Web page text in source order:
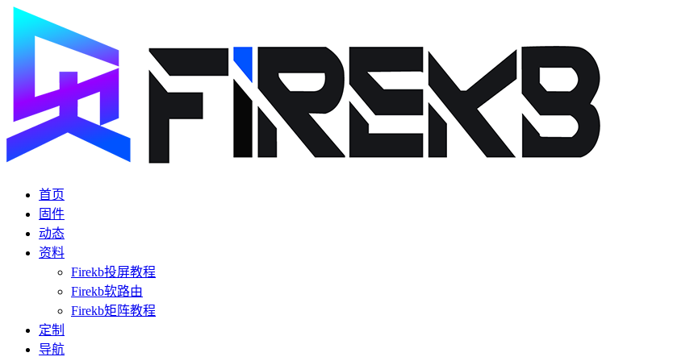
首页
固件
动态
资料
Firekb投屏教程
Firekb软路由
Firekb矩阵教程
定制
导航